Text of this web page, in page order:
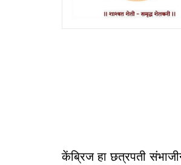
केंब्रिज हा छत्रपती